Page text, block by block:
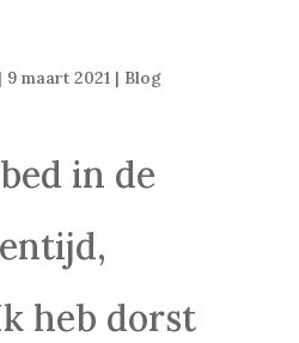
| 9 maart 2021| Blog
in de
heb dorst